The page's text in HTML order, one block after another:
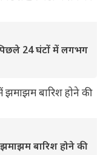
24 घंटों में लगभग
बारिश होने की